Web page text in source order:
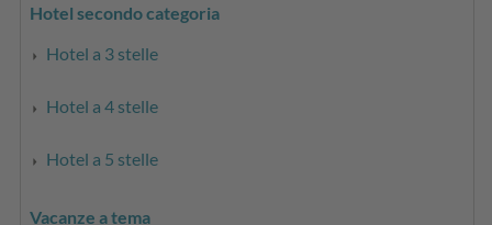
Hotel secondo categoria
Hotel a 3 stelle
Hotel a 4 stelle
Hotel a 5 stelle
Vacanze a tema